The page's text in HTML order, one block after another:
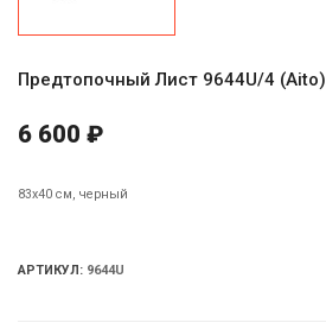
Предтопочный Лист 9644U/4 (Aito)
6 600 ₽
83х40 см, черный
АРТИКУЛ: 9644U